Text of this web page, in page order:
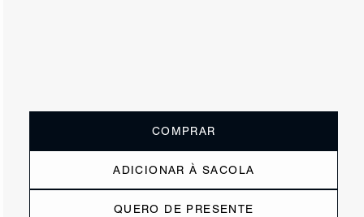
COMPRAR
ADICIONAR À SACOLA
QUERO DE PRESENTE